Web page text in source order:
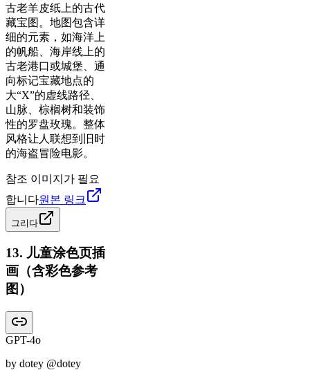
古老羊皮纸上的古代
藏宝图。地图包含详
细的元素，如海洋上
的帆船、海岸线上的
古老港口或城堡、通
向标记宝藏地点的
大“X”的虚线路径、
山脉、棕榈树和装饰
性的罗盘玫瑰。整体
风格让人联想到旧时
的海盗冒险电影。
참조 이미지가 필요
합니다원본 링크
그리다
13. 儿童涂色页插
画（含彩色参考
图）
GPT-4o
by dotey @dotey